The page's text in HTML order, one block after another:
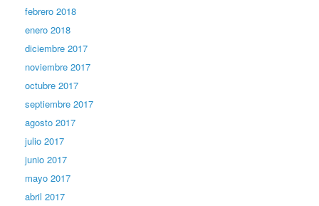
febrero 2018
enero 2018
diciembre 2017
noviembre 2017
octubre 2017
septiembre 2017
agosto 2017
julio 2017
junio 2017
mayo 2017
abril 2017